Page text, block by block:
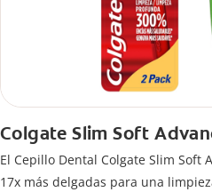
Colgate Slim Soft
El Cepillo Dental Colgate Slim Soft
17x más delgadas para una